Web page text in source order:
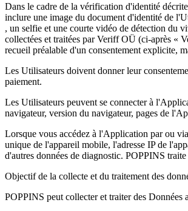
Dans le cadre de la vérification d'identité
inclure une image du document d'identité de
, un selfie et une courte vidéo de détection du
collectées et traitées par Veriff OÜ (ci-après «
recueil préalable d'un consentement explicite,
Les Utilisateurs doivent donner leur
paiement.
Les Utilisateurs peuvent se connecter à
navigateur, version du navigateur, pages de
Lorsque vous accédez à l'Application par ou
unique de l'appareil mobile, l'adresse IP de
d'autres données de diagnostic. POPPINS
Objectif de la collecte et du traitement des
POPPINS peut collecter et traiter des Données